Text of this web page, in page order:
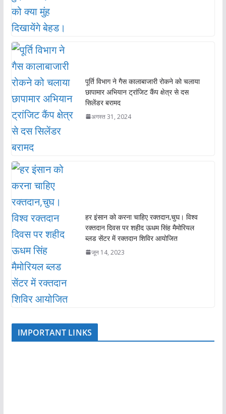
पूर्ति विभाग ने गैस कालाबाजारी रोकने को चलाया
छापामार अभियान ट्रांजिट कैंप क्षेत्र से दस
सिलेंडर बरामद
अगस्त 31, 2024
हर इंसान को करना चाहिए रक्तदान,चुघ। विश्व
रक्तदान दिवस पर शहीद ऊधम सिंह मैमोरियल
ब्लड सेंटर में रक्तदान शिविर आयोजित
जून 14, 2023
IMPORTANT LINKS